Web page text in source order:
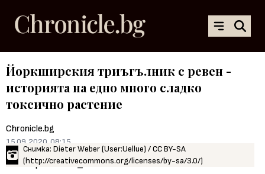
Йоркширския триъгълник с ревен -
историята на едно много сладко
токсично растение
Chronicle.bg
15.09.2020, 08:15
Снимка: Dieter Weber (User:Uellue) / CC BY-SA
(http://creativecommons.org/licenses/by-sa/3.0/)